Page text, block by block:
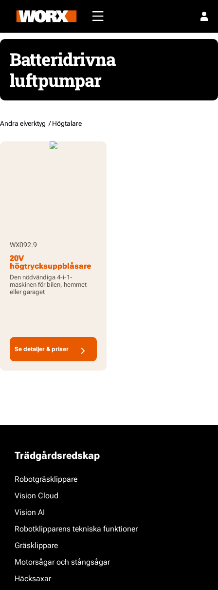
Batteridrivna
luftpumpar
Andra elverktyg /Högtalare
WX092.9
20V
högtrycksuppblåsare
(4-i-1-verktyg) - Endast
verktyg
Den nödvändiga 4-i-1-
maskinen för bilen, hemmet
eller garaget
Se detaljer & priser
Trädgårdsredskap
Robotgräsklippare
Vision Cloud
Vision AI
Robotklipparens tekniska funktioner
Gräsklippare
Motorsågar och stångsågar
Häcksaxar